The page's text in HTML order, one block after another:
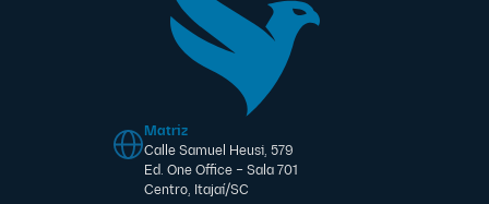
Matriz
Calle Samuel Heusi, 579
Ed. One Office – Sala 701
Centro, Itajaí/SC